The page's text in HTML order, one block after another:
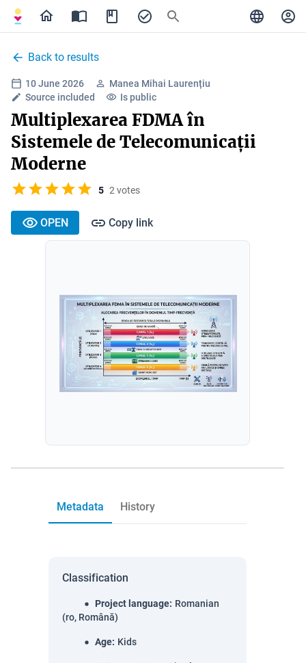
Back to results
10 June 2026
Manea Mihai Laurențiu
Source included
Is public
Multiplexarea FDMA în
Sistemele de Telecomunicații
Moderne
5 2 votes
OPEN Copy link
Metadata History
Classification
Project language: Romanian
(ro, Română)
Age: Kids